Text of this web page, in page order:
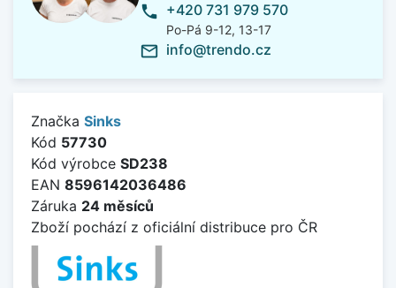
phone +420 731 979 570
Po-Pá 9-12, 13-17
mail_outline info@trendo.cz
Značka Sinks
Kód 57730
Kód výrobce SD238
EAN 8596142036486
Záruka 24 měsíců
Zboží pochází z oficiální distribuce pro ČR